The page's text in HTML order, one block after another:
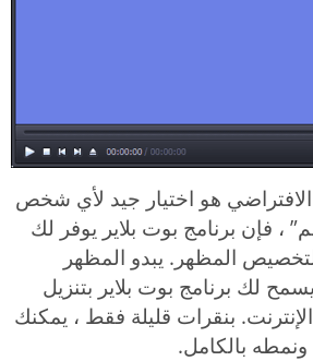
هو اختيار جيد لأي شخص
، فإن برنامج بوت بلاير يوفر لك
المظهر. يبدو المظهر
لك برنامج بوت بلاير بتنزيل
بنقرات قليلة فقط ، يمكنك
ونمطه بالكامل.